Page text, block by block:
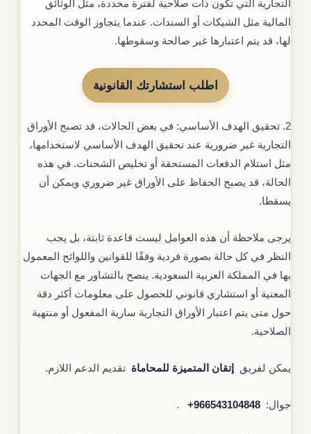
التجارية التي تكون ذات صلاحية لفترة محددة، مثل الوثائق
المالية مثل الشيكات أو السندات. عندما يتجاوز الوقت المحدد
لها، قد يتم اعتبارها غير صالحة وسقوطها.
اطلب استشارتك القانونية
2. تحقيق الهدف الأساسي: في بعض الحالات، قد تصبح الأوراق
التجارية غير ضرورية عند تحقيق الهدف الأساسي لاستخدامها،
مثل استلام الدفعات المستحقة أو تخليص الشحنات. في هذه
الحالة، قد يصبح الحفاظ على الأوراق غير ضروري ويمكن أن
يسقطا.
يرجى ملاحظة أن هذه العوامل ليست قاعدة ثابتة، بل يجب
النظر في كل حالة بصورة فردية وفقًا للقوانين واللوائح المعمول
بها في المملكة العربية السعودية. ينصح بالتشاور مع الجهات
المعنية أو استشاري قانوني للحصول على معلومات أكثر دقة
حول متى يتم اعتبار الأوراق التجارية سارية المفعول أو منتهية
الصلاحية.
يمكن لفريق إتقان المتميزة للمحاماة تقديم الدعم اللازم.
جوال: ‎‎ ‎ +966543104848
.